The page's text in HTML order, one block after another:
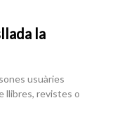
la
usuàries
llibres, revistes o